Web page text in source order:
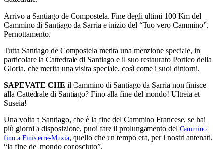
Arrivo a Santiago de Compostela. Fine degli ultimi 100 Km del
Cammino di Santiago da Sarria e inizio del “Tuo vero Cammino”.
Pernottamento.
Tutta Santiago de Compostela merita una menzione speciale, in
particolare la Cattedrale di Santiago e il suo restaurato Portico della
Gloria, che merita una visita speciale, così come i suoi dintorni.
SAPEVATE CHE il Cammino di Santiago da Sarria non finisce
alla Cattedrale di Santiago? Fino alla fine del mondo! Ultreia et
Suseia!
Una volta a Santiago, che è la fine del Cammino Francese, se hai
più giorni a disposizione, puoi fare il prolungamento del Cammino
fino a Finisterre-Muxia, quello che un tempo era, per i nostri antenati,
“la fine del mondo conosciuto”.